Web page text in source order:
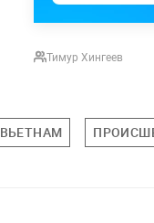
Тимур Хингеев
ВЬЕТНАМ